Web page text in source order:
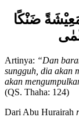
ضَنْكًا
Artinya:“Dan
sungguh, dia akan
akan